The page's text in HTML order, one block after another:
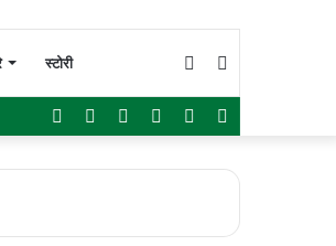
स्टोरी Switch
skin
WhatsApp
Instagram
YouTube
Twitter
Facebook